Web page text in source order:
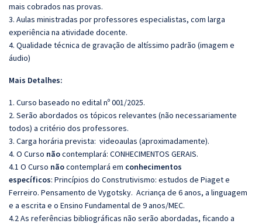
mais cobrados nas provas.
3. Aulas ministradas por professores especialistas, com larga
experiência na atividade docente.
4. Qualidade técnica de gravação de altíssimo padrão (imagem e
áudio)
Mais Detalhes:
1. Curso baseado no edital nº 001/2025.
2. Serão abordados os tópicos relevantes (não necessariamente
todos) a critério dos professores.
3. Carga horária prevista: videoaulas (aproximadamente).
4. O Curso nãocontemplará: CONHECIMENTOS GERAIS.
4.1 O Curso nãocontemplará em conhecimentos
específicos: Princípios do Construtivismo: estudos de Piaget e
Ferreiro. Pensamento de Vygotsky. Acriança de 6 anos, a linguagem
e a escrita e o Ensino Fundamental de 9 anos/MEC.
4.2 As referências bibliográficas não serão abordadas, ficando a